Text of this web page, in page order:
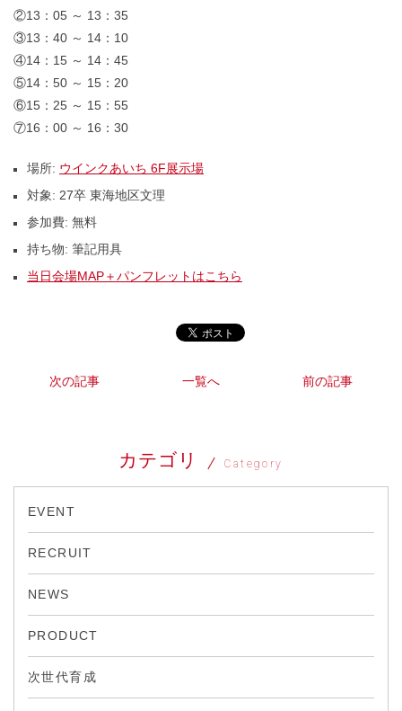
②13：05 ～ 13：35
③13：40 ～ 14：10
④14：15 ～ 14：45
⑤14：50 ～ 15：20
⑥15：25 ～ 15：55
⑦16：00 ～ 16：30
場所: ウインクあいち 6F展示場
対象: 27卒 東海地区文理
参加費: 無料
持ち物: 筆記用具
当日会場MAP＋パンフレットはこちら
次の記事 一覧へ 前の記事
カテゴリ Category
EVENT
RECRUIT
NEWS
PRODUCT
次世代育成